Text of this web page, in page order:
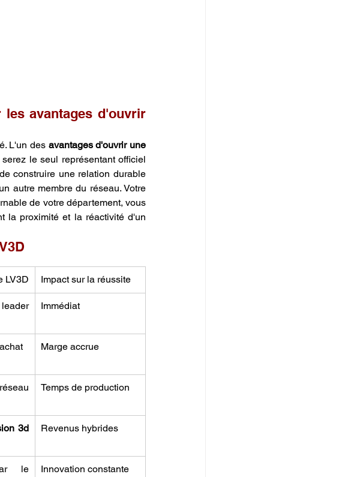
avantages d'ouvrir
L'un des avantages d'ouvrir une
le seul représentant officiel
construire une relation durable
autre membre du réseau. Votre
de votre département, vous
la proximité et la réactivité d'un
LV3D Impact sur la réussite
Immédiat
Marge accrue
Temps de production
3d
Revenus hybrides
le
Innovation constante